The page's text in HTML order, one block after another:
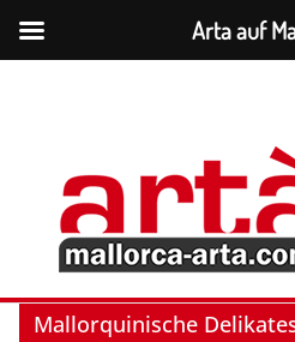
Mallorquinische
Arta auf